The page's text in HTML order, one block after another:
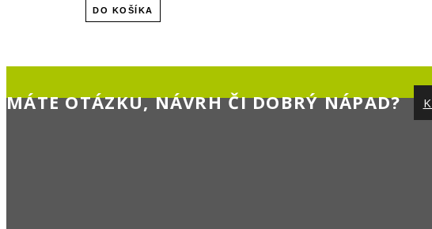
DO KOŠÍKA
MÁTE OTÁZKU, NÁVRH ČI DOBRÝ NÁPAD?